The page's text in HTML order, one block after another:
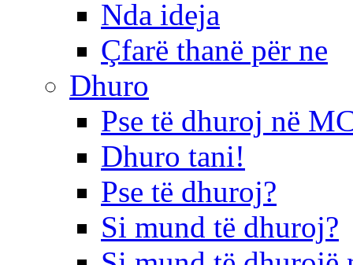
Nda ideja
Çfarë thanë për ne
Dhuro
Pse të dhuroj në
Dhuro tani!
Pse të dhuroj?
Si mund të dhuroj?